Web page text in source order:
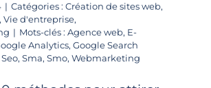
| Catégories : Création de sites web,
, Vie d'entreprise,
| Mots-clés : Agence web, E-
Analytics, Google Search
Seo, Sma, Smo, Webmarketing